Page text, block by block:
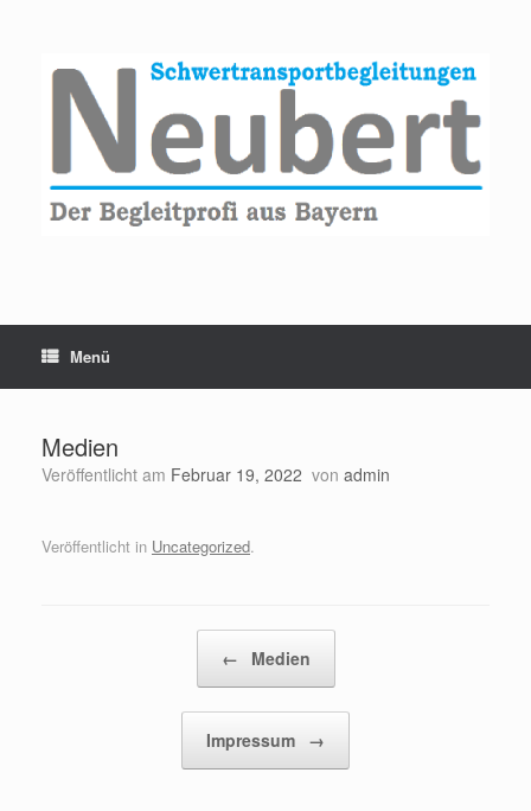
Menü
Medien
Veröffentlicht am Februar 19, 2022 von admin
Veröffentlicht in Uncategorized.
← Medien
Impressum →